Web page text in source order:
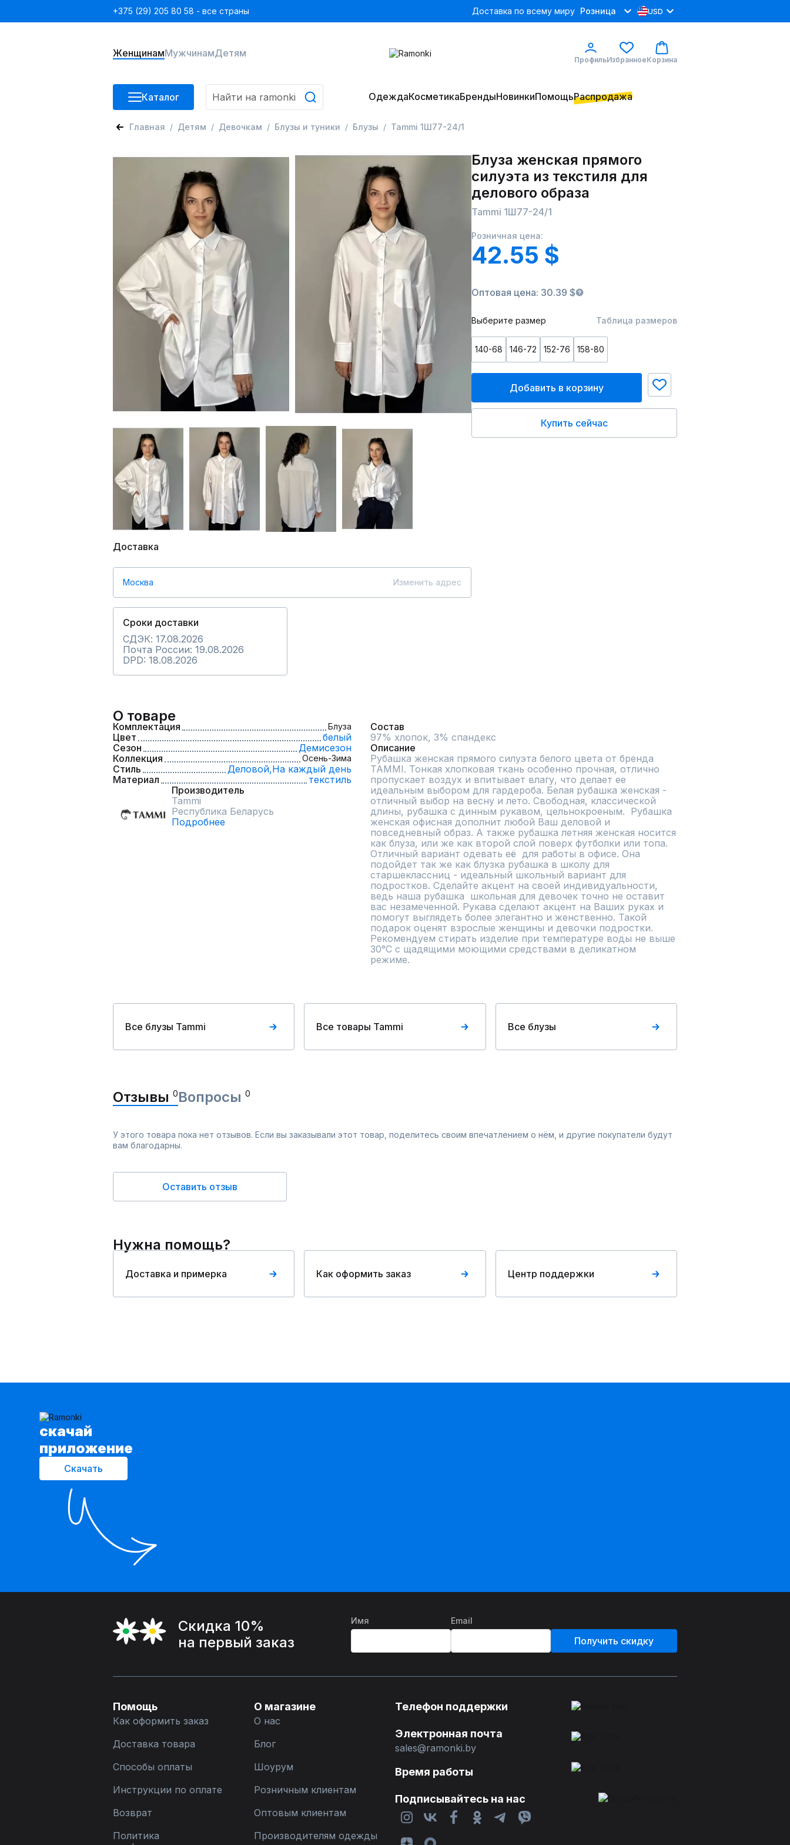
+375 (29) 205 80 58 - все страны Доставка по всему миру Розница USD
ЖенщинамМужчинамДетям
ПрофильИзбранноеКорзина
Каталог ОдеждаКосметикаБрендыНовинкиПомощьРаспродажа
Главная Детям Девочкам Блузы и туники Блузы Tammi 1Ш77-24/1
Доставка
Москва Изменить адрес
Сроки доставки
СДЭК: 17.08.2026
Почта России: 19.08.2026
DPD: 18.08.2026
Блуза женская прямого
силуэта из текстиля для
делового образа
Tammi 1Ш77-24/1
Розничная цена:
42.55 $
Оптовая цена: 30.39 $
Выберите размер Таблица размеров
140-68 146-72 152-76 158-80
Добавить в корзину
Купить сейчас
О товаре
Комплектация Блуза
Цвет
белый
Сезон
Демисезон
Коллекция
Осень-Зима
Стиль Деловой,На каждый день
Материал
текстиль
Производитель
Tammi
Республика Беларусь
Подробнее
Состав
97% хлопок, 3% спандекс
Описание
Рубашка женская прямого силуэта белого цвета от бренда
TAMMI. Тонкая хлопковая ткань особенно прочная, отлично
пропускает воздух и впитывает влагу, что делает ее
идеальным выбором для гардероба. Белая рубашка женская -
отличный выбор на весну и лето. Свободная, классической
длины, рубашка с динным рукавом, цельнокроеным.  Рубашка
женская офисная дополнит любой Ваш деловой и
повседневный образ. А также рубашка летняя женская носится
как блуза, или же как второй слой поверх футболки или топа.
Отличный вариант одевать её  для работы в офисе. Она
подойдет так же как блузка рубашка в школу для
старшеклассниц - идеальный школьный вариант для
подростков. Сделайте акцент на своей индивидуальности,
ведь наша рубашка  школьная для девочек точно не оставит
вас незамеченной. Рукава сделают акцент на Ваших руках и
помогут выглядеть более элегантно и женственно. Такой
подарок оценят взрослые женщины и девочки подростки.
Рекомендуем стирать изделие при температуре воды не выше
30°С с щадящими моющими средствами в деликатном
режиме.
Все блузы Tammi Все товары Tammi Все блузы
Отзывы 0Вопросы 0
У этого товара пока нет отзывов. Если вы заказывали этот товар, поделитесь своим впечатлением о нём, и другие покупатели будут
вам благодарны.
Оставить отзыв
Нужна помощь?
Доставка и примерка Как оформить заказ Центр поддержки
cкачай
приложение
Скачать
Скидка 10%
на первый заказ
Имя Email
Получить скидку
Помощь
Как оформить заказ
Доставка товара
Способы оплаты
Инструкции по оплате
Возврат
Политика
О магазине
О нас
Блог
Шоурум
Розничным клиентам
Оптовым клиентам
Производителям одежды
Телефон поддержки
Электронная почта
sales@ramonki.by
Время работы
Подписывайтесь на нас